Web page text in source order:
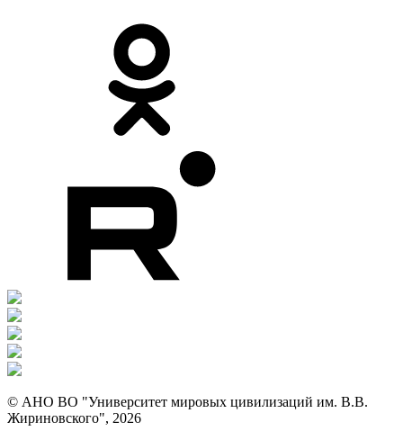
© АНО ВО "Университет мировых цивилизаций им. В.В.
Жириновского", 2026